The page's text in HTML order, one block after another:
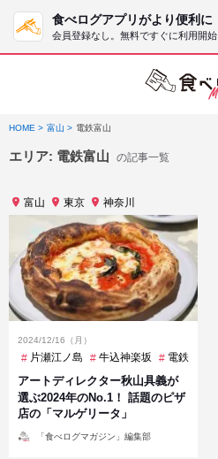
食べログアプリがより便利に
会員登録なし。無料ですぐに利用開始
HOME 富山 電鉄富山
エリア: 電鉄富山 の記事一覧
富山 東京 神奈川
2024/12/16（月）
片瀬江ノ島 牛込神楽坂 電鉄富山
アートディレクター秋山具義が
選ぶ2024年のNo.1！ 話題のピザ
店の「マルゲリータ」
「食べログマガジン」編集部